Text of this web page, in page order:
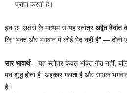
प्राप्त करती है।
इन छः अक्षरों के माध्यम से यह स्तोत्रअद्वैत वेदांतके
कि “भक्त और भगवान में कोई भेद नहीं है” — दोनों
सार भावार्थ– यह स्तोत्र केवल भक्ति गीत नहीं,
मन शुद्ध होता है, अहंकार गलता है और साधक
है।